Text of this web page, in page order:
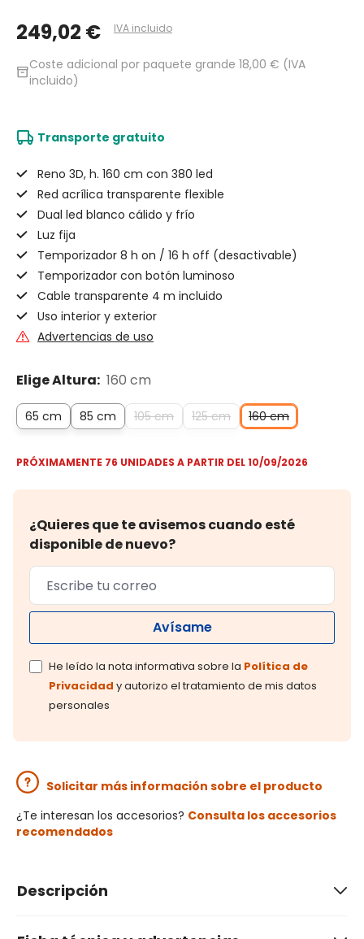
249,02 € IVA incluido
inventory_2Coste adicional por paquete grande 18,00 € (IVA
incluido)
Transporte gratuito
Reno 3D, h. 160 cm con 380 led
Red acrílica transparente flexible
Dual led blanco cálido y frío
Luz fija
Temporizador 8 h on / 16 h off (desactivable)
Temporizador con botón luminoso
Cable transparente 4 m incluido
Uso interior y exterior
Advertencias de uso
Elige Altura: 160 cm
65 cm 85 cm 105 cm 125 cm 160 cm
PRÓXIMAMENTE 76 UNIDADES A PARTIR DEL 10/09/2026
¿Quieres que te avisemos cuando esté
disponible de nuevo?
Avísame
He leído la nota informativa sobre la Política de
Privacidad y autorizo el tratamiento de mis datos
personales
Solicitar más información sobre el producto
¿Te interesan los accesorios? Consulta los accesorios
recomendados
Descripción